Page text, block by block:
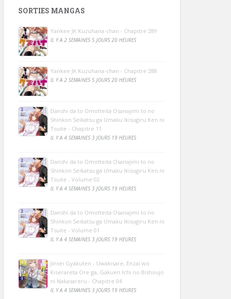
SORTIES MANGAS
Yankee JK Kuzuhana-chan - Chapitre 289
IL Y A 2 SEMAINES 5 JOURS 20 HEURES
Yankee JK Kuzuhana-chan - Chapitre 288
IL Y A 2 SEMAINES 5 JOURS 20 HEURES
Danshi da to Omotteita Osanajimi to no
Shinkon Seikatsu ga Umaku Ikisugiru Ken ni
Tsuite - Chapitre 11
IL Y A 4 SEMAINES 3 JOURS 19 HEURES
Danshi da to Omotteita Osanajimi to no
Shinkon Seikatsu ga Umaku Ikisugiru Ken ni
Tsuite - Volume 02
IL Y A 4 SEMAINES 3 JOURS 19 HEURES
Danshi da to Omotteita Osanajimi to no
Shinkon Seikatsu ga Umaku Ikisugiru Ken ni
Tsuite - Volume 01
IL Y A 4 SEMAINES 3 JOURS 19 HEURES
Jinsei Gyakuten - Uwakisare, Enzai wo
Kiserareta Ore ga, Gakuen Ichi no Bishoujo
ni Nakasareru - Chapitre 04
IL Y A 4 SEMAINES 3 JOURS 19 HEURES